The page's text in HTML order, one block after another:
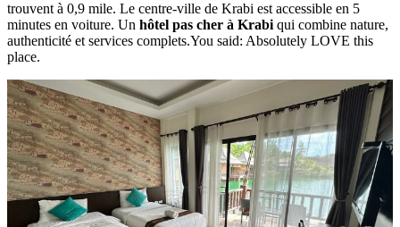
Pour ceux qui cherchentoù dormir à Krabidans un cadre naturel
hors du commun, le Poonsiri Resort Aonang-SHA Extra Plus est
une découverte. Niché au cœur de mangroves paisibles et entouré de
falaises calcaires, cet
Krabi.
Les chambres de style thaïlandais sont climatisées, avec balcon
meublé, télévision câblée, mini-bar, espace repas et coffre-fort.
Certaines disposent d'une kitchenette avec micro-ondes. La piscine
extérieure est accessible pour se rafraîchir, des kayaks sont
disponibles pour explorer les environs. Le restaurant sur place
propose des plats thaïlandais de 7h à 21h. Une navette gratuite relie
la propriété à Ao Nang Beach.